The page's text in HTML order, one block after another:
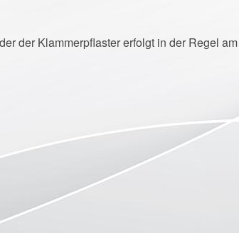
der Klammerpflaster erfolgt in der Regel